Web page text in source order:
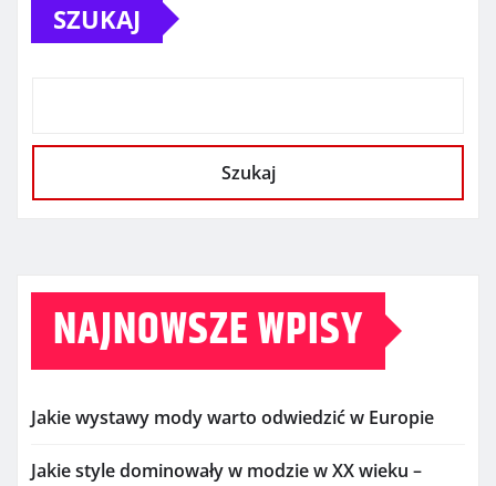
SZUKAJ
Szukaj
NAJNOWSZE WPISY
Jakie wystawy mody warto odwiedzić w Europie
Jakie style dominowały w modzie w XX wieku –